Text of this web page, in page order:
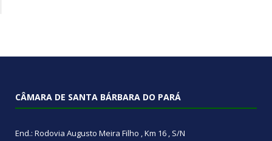
CÂMARA DE SANTA BÁRBARA DO PARÁ
End.: Rodovia Augusto Meira Filho , Km 16 , S/N